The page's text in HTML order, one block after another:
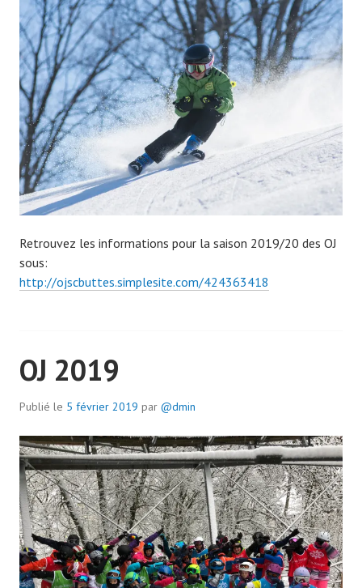
Retrouvez les informations pour la saison 2019/20 des OJ
sous:
http://ojscbuttes.simplesite.com/424363418
OJ 2019
Publié le 5 février 2019 par @dmin